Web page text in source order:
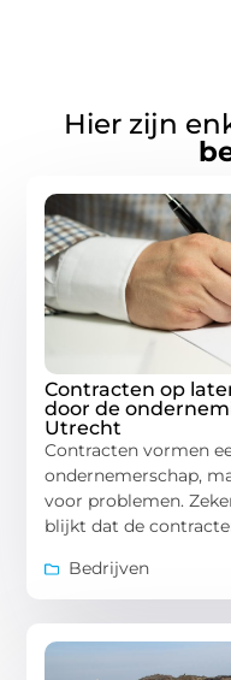
Hier zijn
Contracten op
door de
Utrecht
Contracten vormen
ondernemerschap,
voor problemen.
blijkt dat de
Bedrijven